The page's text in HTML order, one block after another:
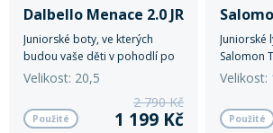
Dalbello Menace 2.0 JR
Juniorské boty, ve kterých
budou vaše děti v pohodlí po
celý den.
Velikost: 20,5
Použité
2 790 Kč
1 199 Kč
Juniorské
Salomon
nejmenší
kterým
snadné
prvních
Použité